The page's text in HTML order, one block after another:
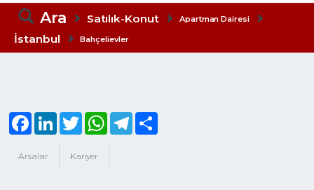
Ara Satılık-Konut Apartman Dairesi
İstanbul Bahçelievler
Arsalar Kariyer
FacebookLinkedInTwitter WhatsAppTelegram